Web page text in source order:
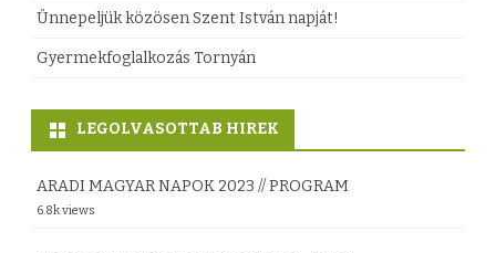
Ünnepeljük közösen Szent István napját!
Gyermekfoglalkozás Tornyán
LEGOLVASOTTAB HIREK
ARADI MAGYAR NAPOK 2023 // PROGRAM
6.8k views